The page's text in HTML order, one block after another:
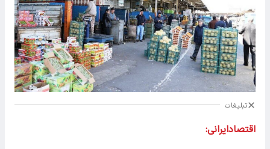
تبلیغات
اقتصادایرانی: